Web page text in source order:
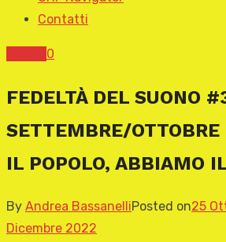
Contatti
0
FEDELTÀ DEL SUONO
SETTEMBRE/
IL POPOLO, ABBIAMO
By Andrea BassanelliPosted on25
Dicembre 2022